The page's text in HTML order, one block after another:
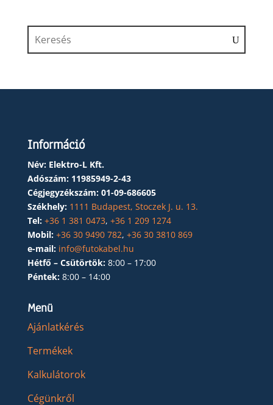
Információ
Név: Elektro-L Kft.
Adószám: 11985949-2-43
Cégjegyzékszám: 01-09-686605
Székhely: 1111 Budapest, Stoczek J. u. 13.
Tel: +36 1 381 0473, +36 1 209 1274
Mobil: +36 30 9490 782, +36 30 3810 869
e-mail: info@futokabel.hu
Hétfő – Csütörtök: 8:00 – 17:00
Péntek: 8:00 – 14:00
Menü
Ajánlatkérés
Termékek
Kalkulátorok
Cégünkről